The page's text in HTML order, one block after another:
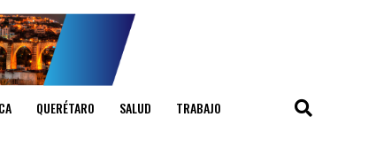
QUERÉTARO SALUD TRABAJO